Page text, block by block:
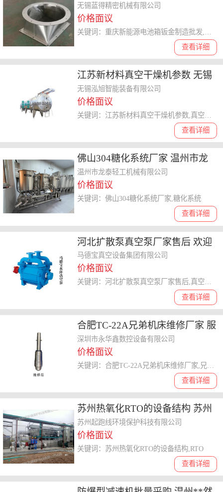
无锡市蓝得精密机械供应
无锡蓝得精密机械有限公司
价格面议
查看详细
江苏新材料真空干燥机参数 无锡
泓旭智能装备供应
无锡泓旭智能装备有限公司
价格面议
查看详细
佛山304糖化系统厂家 温州市龙
泰轻工机械供应
温州市龙泰轻工机械有限公司
价格面议
查看详细
关键词：佛山304糖化系统厂家,糖化系统
河北扩散泵真空泵厂家售后 欢迎
咨询 马德宝真空设备集团供应
马德宝真空设备集团有限公司
价格面议
查看详细
关键词：河北扩散泵真空泵厂家售后,真空泵厂家
合肥TC-22A兄弟机床维修厂家 服
务为先 深圳市永华鑫数控设备供
应
深圳市永华鑫数控设备有限公司
价格面议
查看详细
苏州热氧化RTO的设备结构 苏州
起跑线环境保护科技供应
苏州起跑线环境保护科技有限公司
价格面议
查看详细
关键词：苏州热氧化RTO的设备结构,RTO